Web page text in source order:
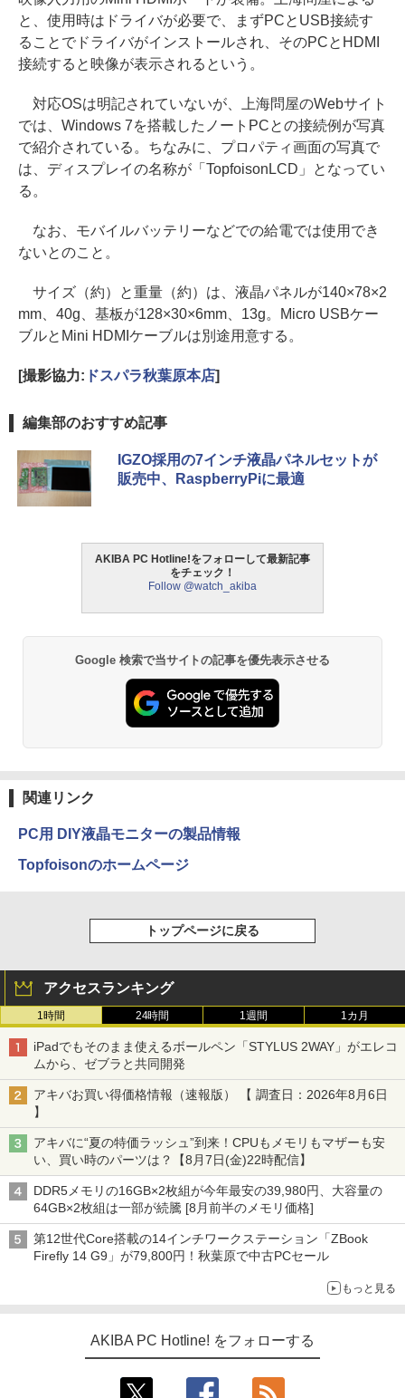
と、使用時はドライバが必要で、まずPCとUSB接続す
ることでドライバがインストールされ、そのPCとHDMI
接続すると映像が表示されるという。
対応OSは明記されていないが、上海問屋のWebサイト
では、Windows 7を搭載したノートPCとの接続例が写真
で紹介されている。ちなみに、プロパティ画面の写真で
は、ディスプレイの名称が「TopfoisonLCD」となってい
る。
なお、モバイルバッテリーなどでの給電では使用でき
ないとのこと。
サイズ（約）と重量（約）は、液晶パネルが140×78×2
mm、40g、基板が128×30×6mm、13g。Micro USBケー
ブルとMini HDMIケーブルは別途用意する。
[撮影協力: ドスパラ秋葉原本店]
編集部のおすすめ記事
IGZO採用の7インチ液晶パネルセットが
販売中、RaspberryPiに最適
AKIBA PC Hotline!をフォローして最新記事
をチェック！
Follow @watch_akiba
Google 検索で当サイトの記事を優先表示させる
関連リンク
PC用 DIY液晶モニターの製品情報
Topfoisonのホームページ
トップページに戻る
アクセスランキング
1時間 24時間 1週間 1カ月
iPadでもそのまま使えるボールペン「STYLUS 2WAY」がエレコ
ムから、ゼブラと共同開発
アキバお買い得価格情報（速報版） 【 調査日：2026年8月6日
】
アキバに“夏の特価ラッシュ”到来！CPUもメモリもマザーも安
い、買い時のパーツは？【8月7日(金)22時配信】
DDR5メモリの16GB×2枚組が今年最安の39,980円、大容量の
64GB×2枚組は一部が続騰 [8月前半のメモリ価格]
第12世代Core搭載の14インチワークステーション「ZBook
Firefly 14 G9」が79,800円！秋葉原で中古PCセール
もっと見る
AKIBA PC Hotline! をフォローする